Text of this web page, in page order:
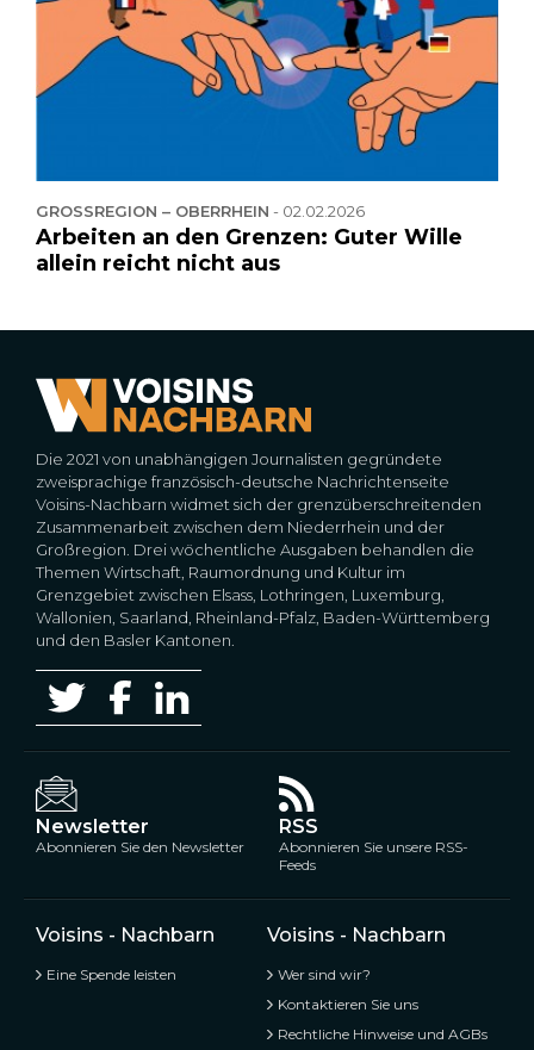
GROSSREGION – OBERRHEIN - 02.02.2026
Arbeiten an den Grenzen: Guter Wille
allein reicht nicht aus
Die 2021 von unabhängigen Journalisten gegründete
zweisprachige französisch-deutsche Nachrichtenseite
Voisins-Nachbarn widmet sich der grenzüberschreitenden
Zusammenarbeit zwischen dem Niederrhein und der
Großregion. Drei wöchentliche Ausgaben behandlen die
Themen Wirtschaft, Raumordnung und Kultur im
Grenzgebiet zwischen Elsass, Lothringen, Luxemburg,
Wallonien, Saarland, Rheinland-Pfalz, Baden-Württemberg
und den Basler Kantonen.
Newsletter
Abonnieren Sie den Newsletter
RSS
Abonnieren Sie unsere RSS-
Feeds
Voisins - Nachbarn
Eine Spende leisten
Voisins - Nachbarn
Wer sind wir?
Kontaktieren Sie uns
Rechtliche Hinweise und AGBs